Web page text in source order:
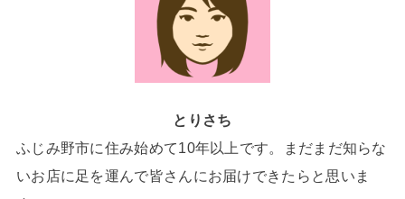
とりさち
ふじみ野市に住み始めて10年以上です。まだまだ知らな
いお店に足を運んで皆さんにお届けできたらと思いま